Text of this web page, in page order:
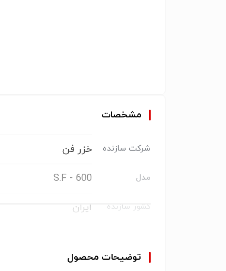
مشخصات
شرکت سازنده خزر فن
مدل S.F - 600
کشور سازنده ایران
توضیحات محصول